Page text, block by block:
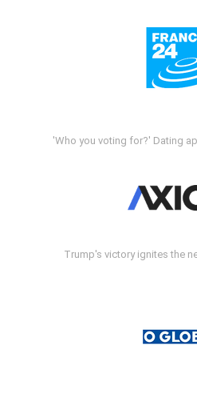
'Who you voting for?' Dating
Trump's victory ignites the